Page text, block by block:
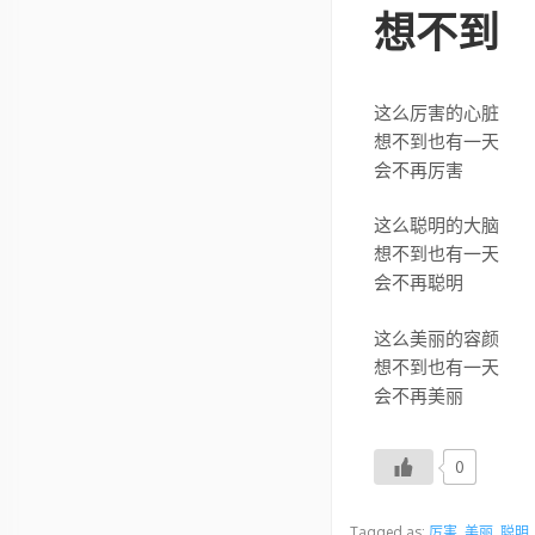
想不到
这么厉害的心脏
想不到也有一天
会不再厉害
这么聪明的大脑
想不到也有一天
会不再聪明
这么美丽的容颜
想不到也有一天
会不再美丽
0